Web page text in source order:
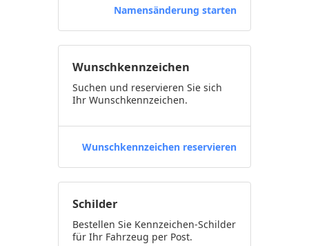
Namensänderung starten
Wunschkennzeichen
Suchen und reservieren Sie sich
Ihr Wunschkennzeichen.
Wunschkennzeichen reservieren
Schilder
Bestellen Sie Kennzeichen-Schilder
für Ihr Fahrzeug per Post.